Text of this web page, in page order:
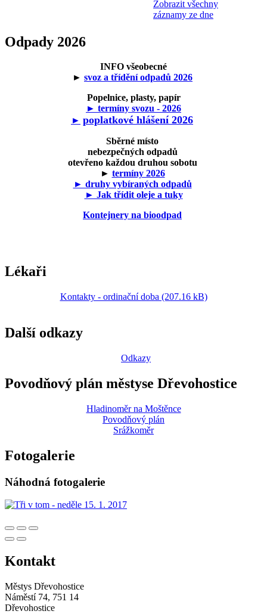
Zobrazit všechny
záznamy ze dne
Odpady 2026
INFO všeobecné
► svoz a třídění odpadů 2026
Popelnice, plasty, papír
► termíny svozu - 2026
► poplatkové hlášení 2026
Sběrné místo
nebezpečných odpadů
otevřeno každou druhou sobotu
► termíny 2026
► druhy vybíraných odpadů
► Jak třídit oleje a tuky
Kontejnery na bioodpad
Lékaři
Kontakty - ordinační doba (207.16 kB)
Další odkazy
Odkazy
Povodňový plán městyse Dřevohostice
Hladinoměr na Moštěnce
Povodňový plán
Srážkoměr
Fotogalerie
Náhodná fotogalerie
Kontakt
Městys Dřevohostice
Náměstí 74, 751 14
Dřevohostice